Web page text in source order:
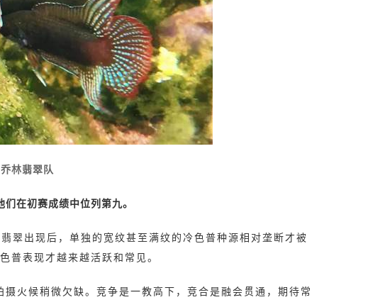
林翡翠队
们在初赛成绩中位列第九。
翠出现后，单独的宽纹甚至满纹的冷色普种源相对垄断才被
普表现才越来越活跃和常见。
火候稍微欠缺。竞争是一教高下，竞合是融会贯通，期待常